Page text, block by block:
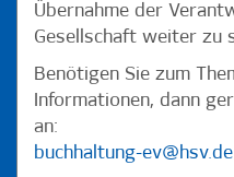
Übernahme der
Gesellschaft weiter zu
Benötigen Sie zum
Informationen, dann
an:
buchhaltung-ev@hsv.de